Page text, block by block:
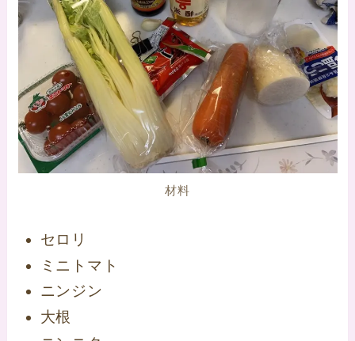
材料
セロリ
ミニトマト
ニンジン
大根